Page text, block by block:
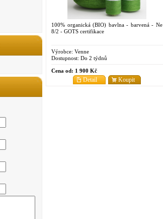
100% organická (BIO) bavlna - barvená - Ne
8/2 - GOTS certifikace
Výrobce: Venne
Dostupnost: Do 2 týdnů
Cena od: 1 900 Kč
Koupit
Detail